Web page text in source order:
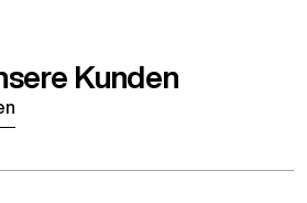
Kunden